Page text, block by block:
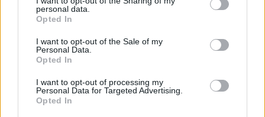
personal data.
Opted In
I want to opt-out of the Sale of my
Personal Data.
Opted In
I want to opt-out of processing my
Personal Data for Targeted Advertising.
Opted In
siejamų asmenų staiga praturtėjo. Kino
prodiuseris ir buvęs jo verslo partneris
Artemas Koljubajevas, remiantis 2023 m.
„Bihus.info“ tyrimu, smarkiai išplėtė savo